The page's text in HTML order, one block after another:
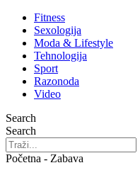
Fitness
Sexologija
Moda & Lifestyle
Tehnologija
Sport
Razonoda
Video
Search
Search
Početna - Zabava